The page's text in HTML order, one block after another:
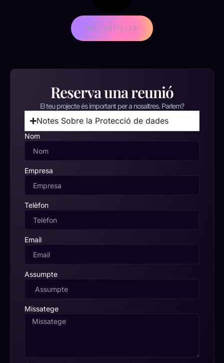
MÉS ARTICLES
Reserva una reunió
El teu projecte és important per a nosaltres. Parlem?
Notes Sobre la Protecció de dades
Nom
Empresa
Telèfon
Email
Assumpte
Missatege